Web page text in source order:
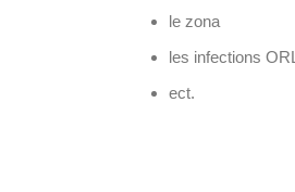
le zona
les infections ORL
ect.